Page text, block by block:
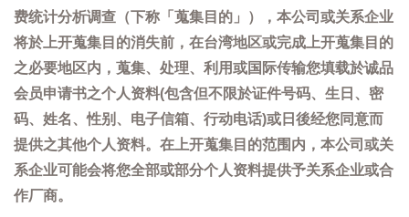
费统计分析调查（下称「蒐集目的」），本公司或关系企业
将於上开蒐集目的消失前，在台湾地区或完成上开蒐集目的
之必要地区内，蒐集、处理、利用或国际传输您填载於诚品
会员申请书之个人资料(包含但不限於证件号码、生日、密
码、姓名、性别、电子信箱、行动电话)或日後经您同意而
提供之其他个人资料。在上开蒐集目的范围内，本公司或关
系企业可能会将您全部或部分个人资料提供予关系企业或合
作厂商。